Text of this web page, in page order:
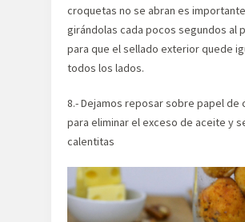
croquetas no se abran es
girándolas cada pocos segundos al
para que el sellado exterior quede
todos los lados.
8.- Dejamos reposar sobre papel de
para eliminar el exceso de aceite y
calentitas